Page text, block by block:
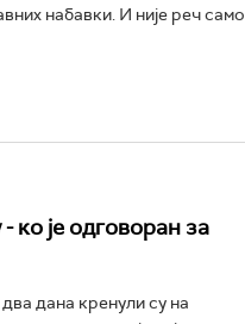
набавки. И није реч само
ко је одговоран за
дана кренули су на